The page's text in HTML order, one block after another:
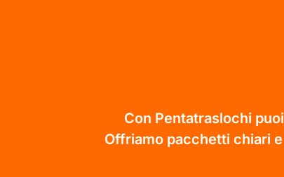
Con Pentatraslochi
Offriamo pacchetti chiari